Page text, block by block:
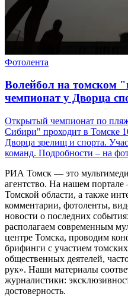
Фотолента
Волейбол на томском
чемпионат у Дворца
Открытый чемпионат по
Сибири" проходит в Томске
Дворца зрелищ и спорта.
команд. Подробности – на
РИА Томск — это
агентство. На нашем
Томской области, а также
комментарии, фотоленты,
новости о последних
располагаем современным
центре Томска, проводим
брифинги с участием
общественных деятелей,
рук». Наши материалы
журналистики:
достоверность.